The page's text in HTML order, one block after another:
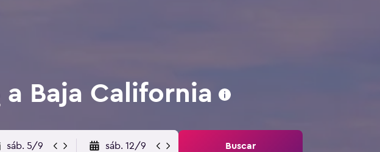
a Baja California
sáb. 5/9 sáb. 12/9 Buscar